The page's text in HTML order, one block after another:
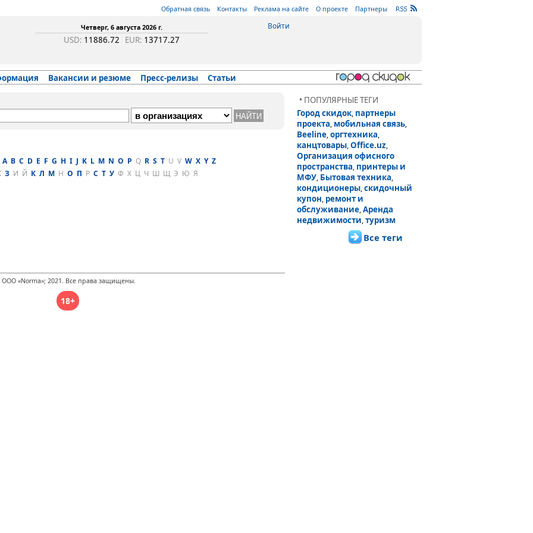
Партнеры
О проекте
Реклама на сайте
Контакты
Обратная связь
Войти
Четверг, 6 августа 2026 г.
USD: 11886.72 EUR: 13717.27
Вакансии и резюме Пресс-релизы Статьи
• ПОПУЛЯРНЫЕ ТЕГИ
Город скидок, партнеры
проекта, мобильная связь,
Beeline,оргтехника,
канцтовары,Office.uz,
Организация офисного
пространства, принтеры и
МФУ, Бытовая техника,
кондиционеры,скидочный
купон, ремонт и
обслуживание,Аренда
недвижимости,туризм
Все теги
A B C D E F G H I J K L M N O P Q R S T U V W X Y Z
З И Й К Л М Н О П Р С Т У Ф Х Ц Ч Ш Щ Э Ю Я
«Norma»; 2021. Все права защищены.
18+